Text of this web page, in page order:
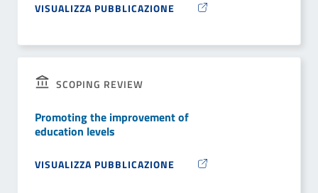
VISUALIZZA PUBBLICAZIONE
SCOPING REVIEW
Promoting the improvement of
education levels
VISUALIZZA PUBBLICAZIONE